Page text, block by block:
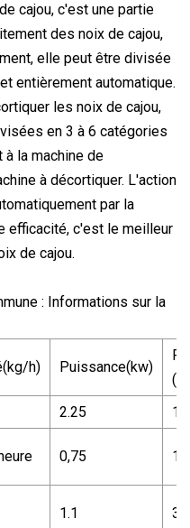
cajou, c'est une partie
des noix de cajou,
elle peut être divisée
entièrement automatique.
les noix de cajou,
en 3 à 6 catégories
la machine de
à décortiquer. L'action
par la
efficacité, c'est le meilleur
de cajou.
: Informations sur la
h) Puissance(kw)
2.25
0,75
1.1